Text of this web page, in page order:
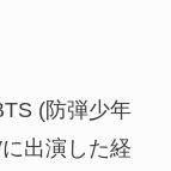
(防弾少年
出演した経